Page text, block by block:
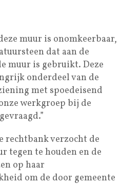
muur is onomkeerbaar,
dat aan de
muur is gebruikt. Deze
onderdeel van de
met spoedeisend
werkgroep bij de
rechtbank verzocht de
tegen te houden en de
op haar
om de door gemeente